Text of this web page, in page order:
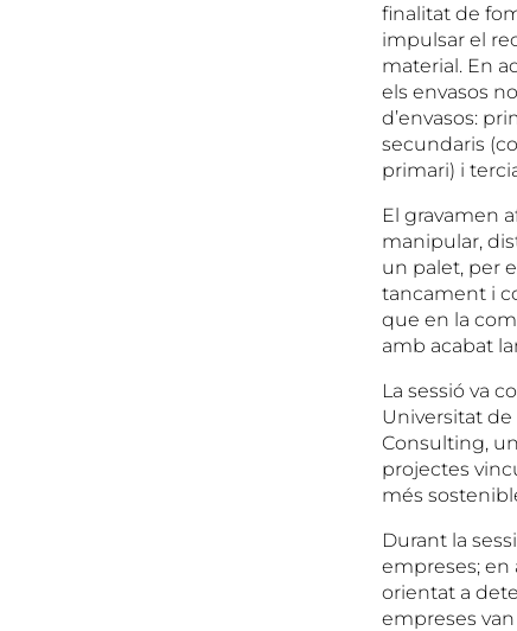
finalitat de
impulsar el
material. En
els envasos
d’envasos:
secundaris
primari) i
El gravamen
manipular,
un palet, per
tancament i
que en la
amb acabat
La sessió va
Universitat
Consulting,
projectes
més
Durant la
empreses; en
orientat a
empreses